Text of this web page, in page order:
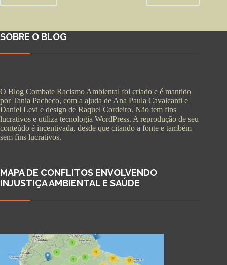
SOBRE O BLOG
O Blog Combate Racismo Ambiental foi criado e é mantido
por Tania Pacheco, com a ajuda de Ana Paula Cavalcanti e
Daniel Levi e design de Raquel Cordeiro. Não tem fins
lucrativos e utiliza tecnologia WordPress. A reprodução de seu
conteúdo é incentivada, desde que citando a fonte e também
sem fins lucrativos.
MAPA DE CONFLITOS ENVOLVENDO
INJUSTIÇA AMBIENTAL E SAÚDE